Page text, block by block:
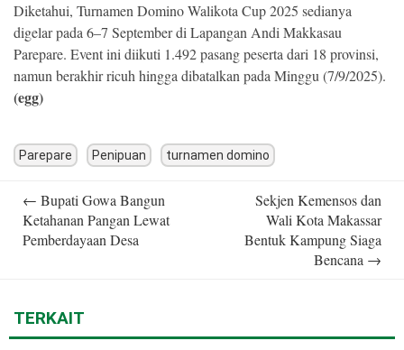
Diketahui, Turnamen Domino Walikota Cup 2025 sedianya
digelar pada 6–7 September di Lapangan Andi Makkasau
Parepare. Event ini diikuti 1.492 pasang peserta dari 18 provinsi,
namun berakhir ricuh hingga dibatalkan pada Minggu (7/9/2025).
(egg)
Parepare Penipuan turnamen domino
navigation
← Bupati Gowa Bangun
Ketahanan Pangan Lewat
Pemberdayaan Desa
Sekjen Kemensos dan
Wali Kota Makassar
Bentuk Kampung Siaga
Bencana →
TERKAIT